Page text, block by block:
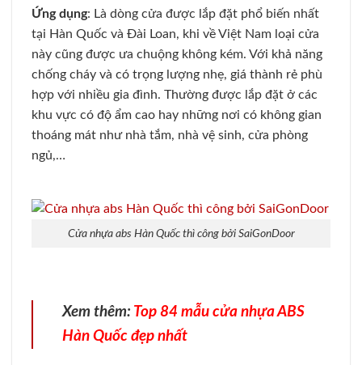
Ứng dụng: Là dòng cửa được lắp đặt phổ biến nhất
tại Hàn Quốc và Đài Loan, khi về Việt Nam loại cửa
này cũng được ưa chuộng không kém. Với khả năng
chống cháy và có trọng lượng nhẹ, giá thành rẻ phù
hợp với nhiều gia đình. Thường được lắp đặt ở các
khu vực có độ ẩm cao hay những nơi có không gian
thoáng mát như nhà tắm, nhà vệ sinh, cửa phòng
ngủ,…
Cửa nhựa abs Hàn Quốc thì công bởi SaiGonDoor
Xem thêm: Top 84 mẫu cửa nhựa ABS
Hàn Quốc đẹp nhất